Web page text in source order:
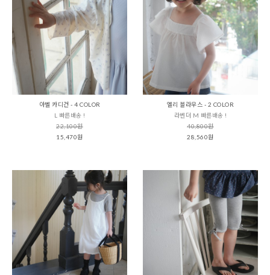
아벨 카디건 - 4 COLOR
L 빠른배송 !
22,100원
15,470원
엘리 블라우스 - 2 COLOR
라벤더 M 빠른배송 !
40,800원
28,560원